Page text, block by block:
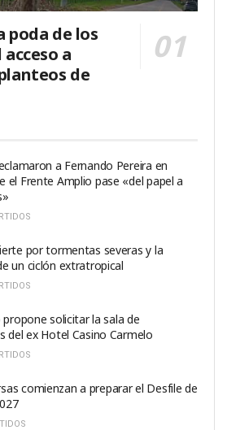
poda de los
a
de
a Fernando Pereira en
el Frente Amplio pase «del papel a
por tormentas severas y la
un ciclón extratropical
propone solicitar la sala de
del ex Hotel Casino Carmelo
comienzan a preparar el Desfile de